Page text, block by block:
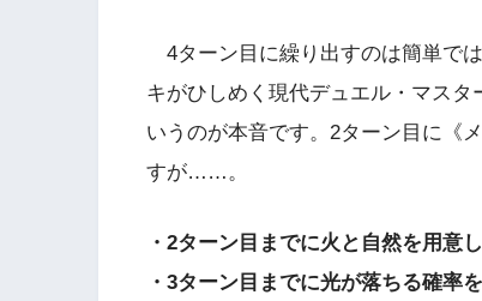
4ターン目に繰り出すのは簡単で
キがひしめく現代デュエル・マス
いうのが本音です。2ターン目に《
すが……。
・2ターン目までに火と自然を用意し
・3ターン目までに光が落ちる確率